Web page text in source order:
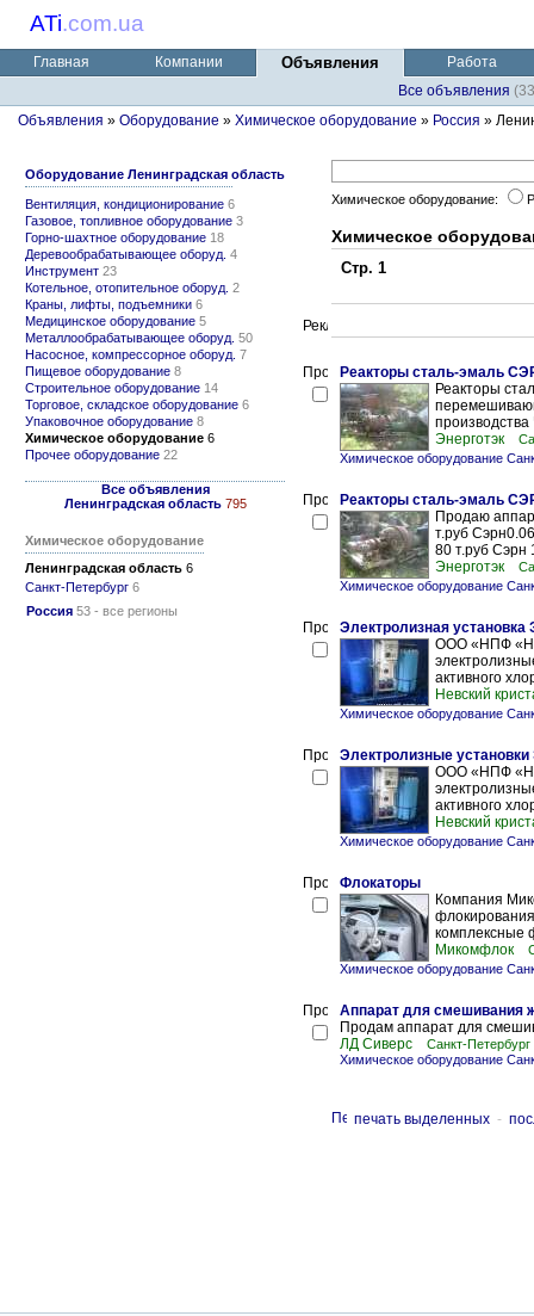
ATi.com.ua
Главная Компании Объявления
Работа
Все объявления
Объявления » Оборудование » Химическое оборудование » Россия »
Оборудование Ленинградская область
Вентиляция, кондиционирование 6
Газовое, топливное оборудование 3
Горно-шахтное оборудование 18
Деревообрабатывающее оборуд. 4
Инструмент 23
Котельное, отопительное оборуд. 2
Краны, лифты, подъемники 6
Медицинское оборудование 5
Металлообрабатывающее оборуд. 50
Насосное, компрессорное оборуд. 7
Пищевое оборудование 8
Строительное оборудование 14
Торговое, складское оборудование 6
Упаковочное оборудование 8
Химическое оборудование 6
Прочее оборудование 22
Все объявления
Ленинградская область 795
Химическое оборудование
Ленинградская область 6
Санкт-Петербург 6
Россия 53 - все регионы
Химическое оборудование:
Химическое
Стр. 1
Реакторы сталь-эмаль
Реакторы
Энерготэк
Химическое оборудование
Реакторы сталь-эмаль
Продаю
т.руб
80 т.руб Сэрн
Энерготэк
Химическое оборудование
Электролизная
ООО «НПФ
активного
Невский
Химическое оборудование
Электролизные
ООО «НПФ
активного
Невский
Химическое оборудование
Флокаторы
Компания
комплексные
Микомфлок
Химическое оборудование
Аппарат для смешивания
Продам аппарат для
ЛД Сиверс
Санкт-Петербург
Химическое оборудование
печать выделенных -